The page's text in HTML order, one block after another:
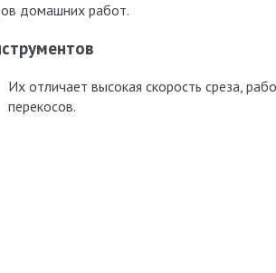
домашних работ.
Их отличает высокая скорость среза,
перекосов.